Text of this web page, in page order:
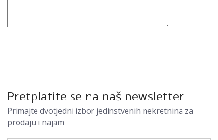
Pretplatite se na naš newsletter
Primajte dvotjedni izbor jedinstvenih nekretnina za
prodaju i najam